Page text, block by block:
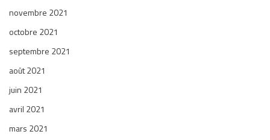
novembre 2021
octobre 2021
septembre 2021
août 2021
juin 2021
avril 2021
mars 2021